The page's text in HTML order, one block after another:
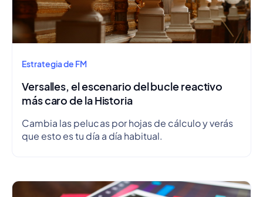
Estrategia de FM
Versalles, el escenario del bucle reactivo
más caro de la Historia
Cambia las pelucas por hojas de cálculo y verás
que esto es tu día a día habitual.